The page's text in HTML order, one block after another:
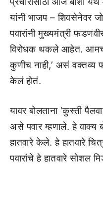
यांनी भाजप – शिवसेनेवर
पवारांनी मुख्यमंत्री
विरोधक थकले आहेत.
कुणीच नाही,’ असं वक्तव्य
केलं होतं.
यावर बोलताना ‘कुस्ती
असे पवार म्हणाले. हे वाक्य
हातवारे केले. हे हातवारे
पवारांचे हे हातवारे सोशल